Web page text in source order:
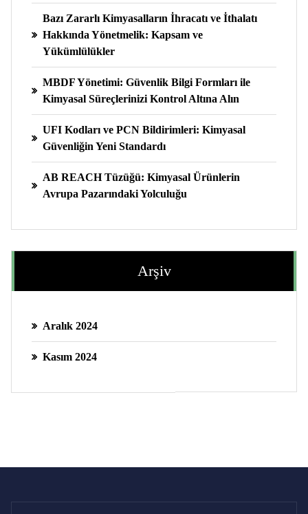
Bazı Zararlı Kimyasalların İhracatı ve İthalatı
Hakkında Yönetmelik: Kapsam ve
Yükümlülükler
MBDF Yönetimi: Güvenlik Bilgi Formları ile
Kimyasal Süreçlerinizi Kontrol Altına Alın
UFI Kodları ve PCN Bildirimleri: Kimyasal
Güvenliğin Yeni Standardı
AB REACH Tüzüğü: Kimyasal Ürünlerin
Avrupa Pazarındaki Yolculuğu
Arşiv
Aralık 2024
Kasım 2024